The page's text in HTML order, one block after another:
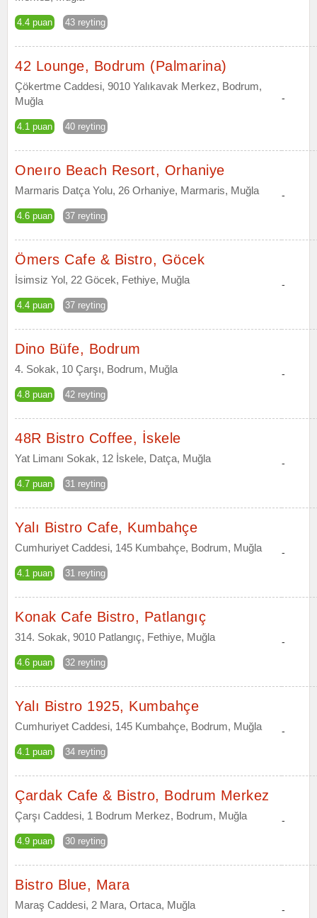
4.4 puan 43 reyting
42 Lounge, Bodrum (Palmarina)
Çökertme Caddesi, 9010 Yalıkavak Merkez, Bodrum,
Muğla
4.1 puan 40 reyting
-
Oneıro Beach Resort, Orhaniye
Marmaris Datça Yolu, 26 Orhaniye, Marmaris, Muğla
4.6 puan 37 reyting
-
Ömers Cafe & Bistro, Göcek
İsimsiz Yol, 22 Göcek, Fethiye, Muğla
4.4 puan 37 reyting
-
Dino Büfe, Bodrum
4. Sokak, 10 Çarşı, Bodrum, Muğla
4.8 puan 42 reyting
-
48R Bistro Coffee, İskele
Yat Limanı Sokak, 12 İskele, Datça, Muğla
4.7 puan 31 reyting
-
Yalı Bistro Cafe, Kumbahçe
Cumhuriyet Caddesi, 145 Kumbahçe, Bodrum, Muğla
4.1 puan 31 reyting
-
Konak Cafe Bistro, Patlangıç
314. Sokak, 9010 Patlangıç, Fethiye, Muğla
4.6 puan 32 reyting
-
Yalı Bistro 1925, Kumbahçe
Cumhuriyet Caddesi, 145 Kumbahçe, Bodrum, Muğla
4.1 puan 34 reyting
-
Çardak Cafe & Bistro, Bodrum Merkez
Çarşı Caddesi, 1 Bodrum Merkez, Bodrum, Muğla
4.9 puan 30 reyting
-
Bistro Blue, Mara
Maraş Caddesi, 2 Mara, Ortaca, Muğla -